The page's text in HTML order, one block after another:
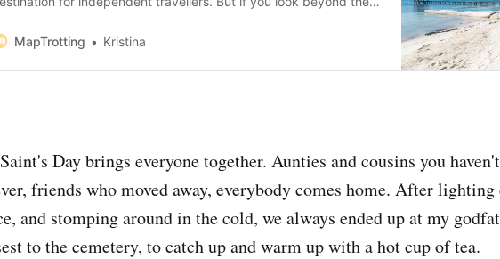
around the Yucatán Peninsula. Recently I went on a work trip
MapTrotting Kristina
Day brings everyone together. Aunties and cousins you
friends who moved away, everybody comes home. After lighting
and stomping around in the cold, we always ended up at my
to the cemetery, to catch up and warm up with a hot cup of tea.